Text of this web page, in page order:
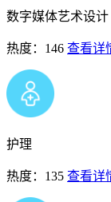
数字媒体艺术设计
热度：146 查看详
护理
热度：135 查看详